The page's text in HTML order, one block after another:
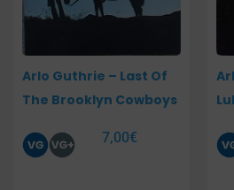
Arlo Guthrie – Last Of
The Brooklyn Cowboys
7,00€